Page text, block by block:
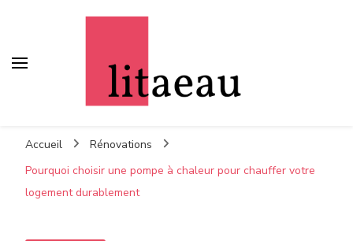
Accueil
Rénovations
Pourquoi choisir une pompe à chaleur pour chauffer votre
logement durablement